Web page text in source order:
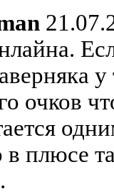
очков
в плюсе